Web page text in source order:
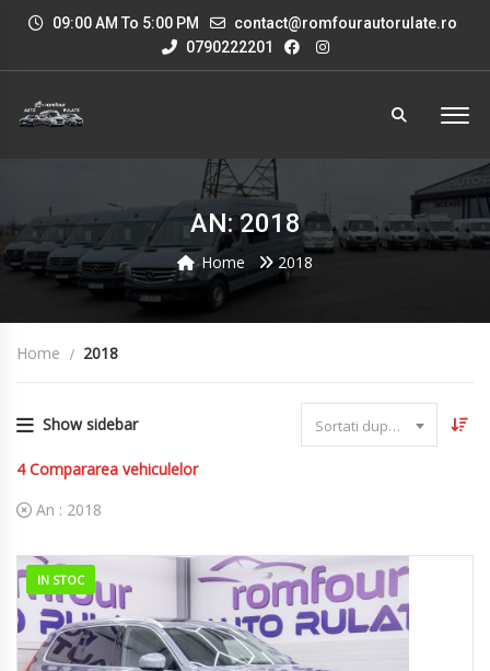
09:00 AM To 5:00 PM
contact@romfourautorulate.ro
0790222201
AN: 2018
Home 2018
Home 2018
Show sidebar Sortati dupa data
4 Compararea vehiculelor
An : 2018
IN STOC